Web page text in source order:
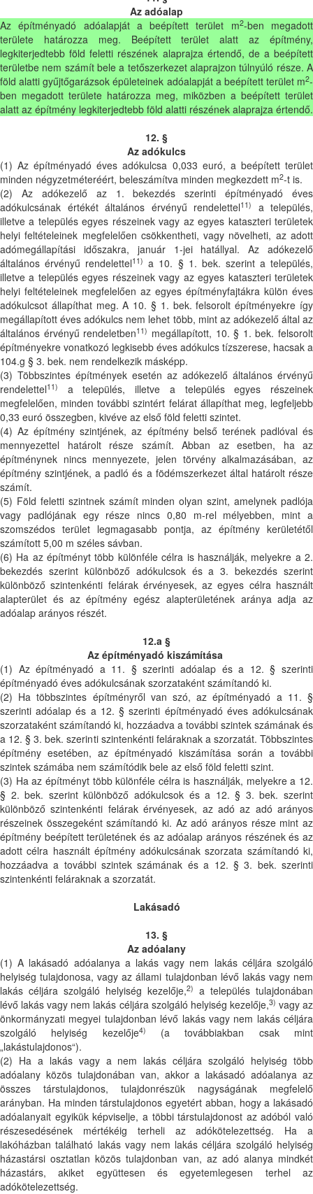
Az adóalap
Az építményadó adóalapját a beépített terület m2-ben megadott
területe határozza meg. Beépített terület alatt az építmény,
legkiterjedtebb föld feletti részének alaprajza értendő, de a beépített
területbe nem számít bele a tetőszerkezet alaprajzon túlnyúló része. A
föld alatti gyűjtőgarázsok épületeinek adóalapját a beépített terület m2-
ben megadott területe határozza meg, miközben a beépített terület
alatt az építmény legkiterjedtebb föld alatti részének alaprajza értendő.
12. §
Az adókulcs
(1) Az építményadó éves adókulcsa 0,033 euró, a beépített terület
minden négyzetméteréért, beleszámítva minden megkezdett m2-t is.
(2) Az adókezelő az 1. bekezdés szerinti építményadó éves
adókulcsának értékét általános érvényű rendelettel11)
a település,
illetve a település egyes részeinek vagy az egyes kataszteri területek
helyi feltételeinek megfelelően csökkentheti, vagy növelheti, az adott
adómegállapítási időszakra, január 1-jei hatállyal. Az adókezelő
általános érvényű rendelettel11) a 10. § 1. bek. szerint a település,
illetve a település egyes részeinek vagy az egyes kataszteri területek
helyi feltételeinek megfelelően az egyes építményfajtákra külön éves
adókulcsot állapíthat meg. A 10. § 1. bek. felsorolt építményekre így
megállapított éves adókulcs nem lehet több, mint az adókezelő által az
általános érvényű rendeletben11) megállapított, 10. § 1. bek. felsorolt
építményekre vonatkozó legkisebb éves adókulcs tízszerese, hacsak a
104.g § 3. bek. nem rendelkezik másképp.
(3) Többszintes építmények esetén az adókezelő általános érvényű
rendelettel11)
a település, illetve a település egyes részeinek
megfelelően, minden további szintért felárat állapíthat meg, legfeljebb
0,33 euró összegben, kivéve az első föld feletti szintet.
(4) Az építmény szintjének, az építmény belső terének padlóval és
mennyezettel határolt része számít. Abban az esetben, ha az
építménynek nincs mennyezete, jelen törvény alkalmazásában, az
építmény szintjének, a padló és a födémszerkezet által határolt része
számít.
(5) Föld feletti szintnek számít minden olyan szint, amelynek padlója
vagy padlójának egy része nincs 0,80 m-rel mélyebben, mint a
szomszédos terület legmagasabb pontja, az építmény kerületétől
számított 5,00 m széles sávban.
(6) Ha az építményt több különféle célra is használják, melyekre a 2.
bekezdés szerint különböző adókulcsok és a 3. bekezdés szerint
különböző szintenkénti felárak érvényesek, az egyes célra használt
alapterület és az építmény egész alapterületének aránya adja az
adóalap arányos részét.
12.a §
Az építményadó kiszámítása
(1) Az építményadó a 11. § szerinti adóalap és a 12. § szerinti
építményadó éves adókulcsának szorzataként számítandó ki.
(2) Ha többszintes építményről van szó, az építményadó a 11. §
szerinti adóalap és a 12. § szerinti építményadó éves adókulcsának
szorzataként számítandó ki, hozzáadva a további szintek számának és
a 12. § 3. bek. szerinti szintenkénti feláraknak a szorzatát. Többszintes
építmény esetében, az építményadó kiszámítása során a további
szintek számába nem számítódik bele az első föld feletti szint.
(3) Ha az építményt több különféle célra is használják, melyekre a 12.
§ 2. bek. szerint különböző adókulcsok és a 12. § 3. bek. szerint
különböző szintenkénti felárak érvényesek, az adó az adó arányos
részeinek összegeként számítandó ki. Az adó arányos része mint az
építmény beépített területének és az adóalap arányos részének és az
adott célra használt építmény adókulcsának szorzata számítandó ki,
hozzáadva a további szintek számának és a 12. § 3. bek. szerinti
szintenkénti feláraknak a szorzatát.
Lakásadó
13. §
Az adóalany
(1) A lakásadó adóalanya a lakás vagy nem lakás céljára szolgáló
helyiség tulajdonosa, vagy az állami tulajdonban lévő lakás vagy nem
lakás céljára szolgáló helyiség kezelője,2) a település tulajdonában
lévő lakás vagy nem lakás céljára szolgáló helyiség kezelője,3) vagy az
önkormányzati megyei tulajdonban lévő lakás vagy nem lakás céljára
szolgáló helyiség kezelője4)
(a továbbiakban csak mint
„lakástulajdonos“).
(2) Ha a lakás vagy a nem lakás céljára szolgáló helyiség több
adóalany közös tulajdonában van, akkor a lakásadó adóalanya az
összes társtulajdonos, tulajdonrészük nagyságának megfelelő
arányban. Ha minden társtulajdonos egyetért abban, hogy a lakásadó
adóalanyait egyikük képviselje, a többi társtulajdonost az adóból való
részesedésének mértékéig terheli az adókötelezettség. Ha a
lakóházban található lakás vagy nem lakás céljára szolgáló helyiség
házastársi osztatlan közös tulajdonban van, az adó alanya mindkét
házastárs, akiket együttesen és egyetemlegesen terhel az
adókötelezettség.